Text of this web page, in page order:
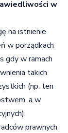
w
na istnienie
w porządkach
gdy w ramach
takich
(np. ten
a w
prawnych